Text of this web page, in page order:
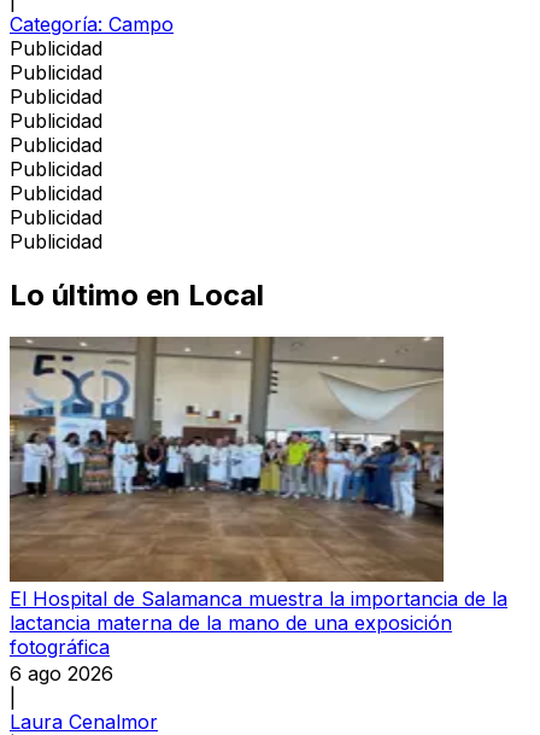
Categoría: Campo
Publicidad
Publicidad
Publicidad
Publicidad
Publicidad
Publicidad
Publicidad
Publicidad
Publicidad
Lo último en Local
El Hospital de Salamanca muestra la importancia de la
lactancia materna de la mano de una exposición
fotográfica
6 ago 2026
Laura Cenalmor